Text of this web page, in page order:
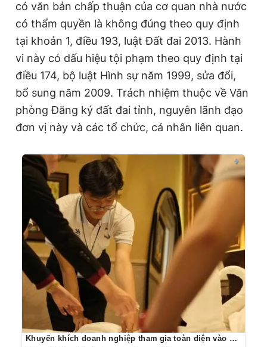
có văn bản chấp thuận của cơ quan nhà nước
có thẩm quyền là không đúng theo quy định
tại khoản 1, điều 193, luật Đất đai 2013. Hành
vi này có dấu hiệu tội phạm theo quy định tại
điều 174, bộ luật Hình sự năm 1999, sửa đổi,
bổ sung năm 2009. Trách nhiệm thuộc về Văn
phòng Đăng ký đất đai tỉnh, nguyên lãnh đạo
đơn vị này và các tổ chức, cá nhân liên quan.
Khuyến khích doanh nghiệp tham gia toàn diện vào quá trình đào tạo trường nghề